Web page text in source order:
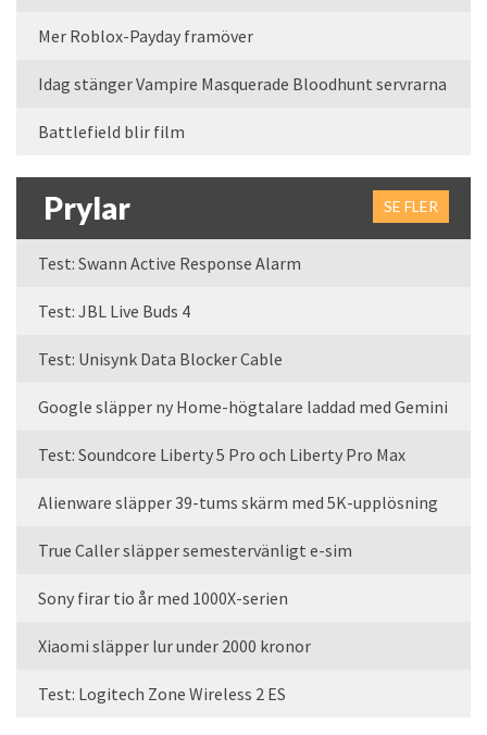
Mer Roblox-Payday framöver
Idag stänger Vampire Masquerade Bloodhunt servrarna
Battlefield blir film
Prylar SE FLER
Test: Swann Active Response Alarm
Test: JBL Live Buds 4
Test: Unisynk Data Blocker Cable
Google släpper ny Home-högtalare laddad med Gemini
Test: Soundcore Liberty 5 Pro och Liberty Pro Max
Alienware släpper 39-tums skärm med 5K-upplösning
True Caller släpper semestervänligt e-sim
Sony firar tio år med 1000X-serien
Xiaomi släpper lur under 2000 kronor
Test: Logitech Zone Wireless 2 ES